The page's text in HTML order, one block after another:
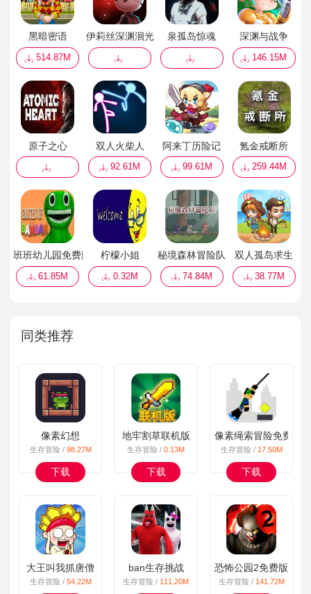
黑暗密语
514.87M
伊莉丝深渊洄光 泉孤岛惊魂 深渊与战争
146.15M
原子之心 双人火柴人
92.61M
阿来丁历险记
99.61M
氪金戒断所
259.44M
班班幼儿园免费版
61.85M
柠檬小姐
0.32M
秘境森林冒险队
74.84M
双人孤岛求生
38.77M
同类推荐
像素幻想
生存冒险 / 98.27M
下载
地牢割草联机版
生存冒险 /0.13M
下载
像素绳索冒险免费版
生存冒险 / 17.50M
下载
大王叫我抓唐僧
生存冒险 / 54.22M
ban生存挑战
生存冒险 / 111.20M
恐怖公园2免费版
生存冒险 / 141.72M